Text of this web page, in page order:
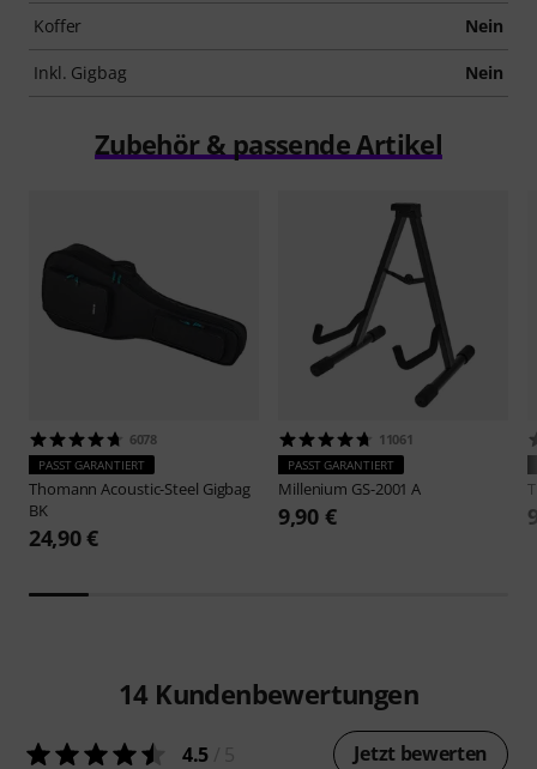
Koffer Nein
Inkl. Gigbag Nein
Zubehör & passende Artikel
6078
PASST GARANTIERT
ThomannAcoustic-Steel Gigbag
BK
24,90 €
11061
PASST GARANTIERT
Millenium GS-2001 A
9,90 €
14 Kundenbewertungen
4.5 Jetzt bewerten